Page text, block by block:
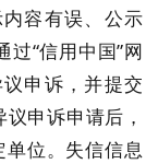
容有误、公示
过“信用中国”网
申诉 ，并提交
申诉申请后，
单位。 失信信息